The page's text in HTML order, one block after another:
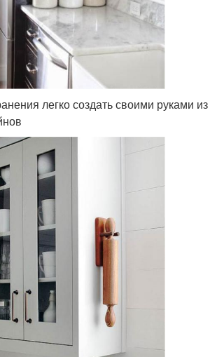
легко создать своими руками из